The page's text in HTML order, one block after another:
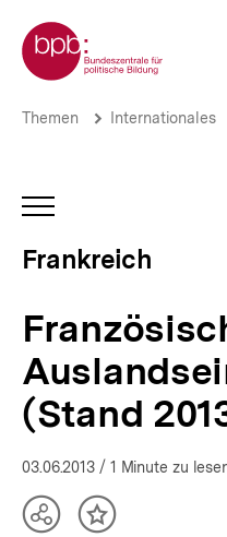
zum
Seiteninhalt
springen
Zur Startseite der bpb
Französische
Frankreich
bpb.de
Brotkrümelnavigation
Themen Internationales
Frankreich
(Stand
03.06.2013 / 1 Minute zu
TeilenInhalt